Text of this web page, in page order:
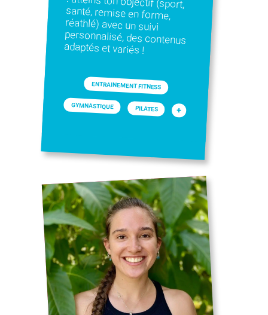
adaptés et variés !
ENTRAINEMENT FITNESS
GYMNASTIQUE PILATES +